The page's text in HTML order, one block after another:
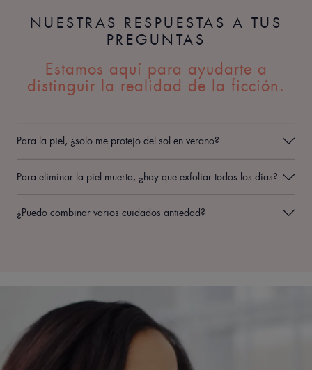
NUESTRAS RESPUESTAS A TUS
PREGUNTAS
Estamos aquí para ayudarte a
distinguir la realidad de la ficción.
Para la piel, ¿solo me protejo del sol en verano?
Para eliminar la piel muerta, ¿hay que exfoliar todos los días?
¿Puedo combinar varios cuidados antiedad?